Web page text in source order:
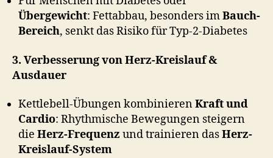
Übergewicht: Fettabbau, besonders imBauch-
Bereich, senkt das Risiko für Typ‑2-Diabetes
3. Verbesserung von Herz-Kreislauf &
Ausdauer
Kettlebell-Übungen kombinierenKraft und
Cardio: Rhythmische Bewegungen steigern
die Herz-Frequenz und trainieren dasHerz-
Kreislauf-System